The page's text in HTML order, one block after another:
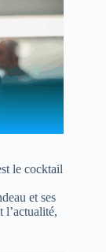
le cocktail
et ses
l’actualité,